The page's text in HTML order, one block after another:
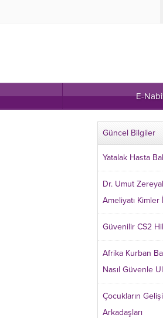
E-
Güncel Bilgiler
Yatalak Hasta
Dr. Umut
Ameliyatı
Güvenilir CS2
Afrika Kurban
Nasıl Güvenle
Çocukların
Arkadaşları